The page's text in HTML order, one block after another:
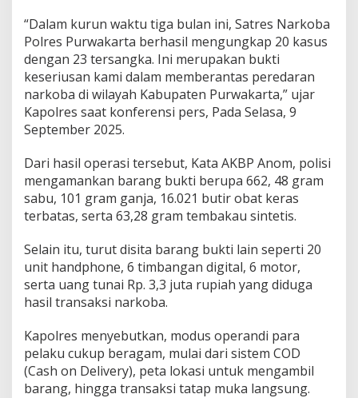
“Dalam kurun waktu tiga bulan ini, Satres Narkoba
Polres Purwakarta berhasil mengungkap 20 kasus
dengan 23 tersangka. Ini merupakan bukti
keseriusan kami dalam memberantas peredaran
narkoba di wilayah Kabupaten Purwakarta,” ujar
Kapolres saat konferensi pers, Pada Selasa, 9
September 2025.
Dari hasil operasi tersebut, Kata AKBP Anom, polisi
mengamankan barang bukti berupa 662, 48 gram
sabu, 101 gram ganja, 16.021 butir obat keras
terbatas, serta 63,28 gram tembakau sintetis.
Selain itu, turut disita barang bukti lain seperti 20
unit handphone, 6 timbangan digital, 6 motor,
serta uang tunai Rp. 3,3 juta rupiah yang diduga
hasil transaksi narkoba.
Kapolres menyebutkan, modus operandi para
pelaku cukup beragam, mulai dari sistem COD
(Cash on Delivery), peta lokasi untuk mengambil
barang, hingga transaksi tatap muka langsung.